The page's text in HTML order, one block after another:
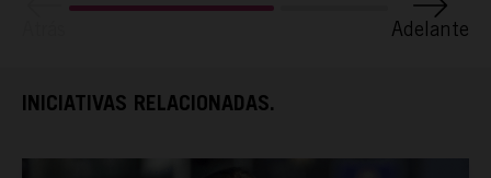
ESPAÑA RURAL
Adelante
INICIATIVAS RELACIONADAS.